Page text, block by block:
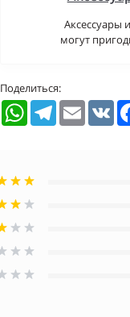
Аксессуары
могут
Поделиться:
WhatsAppTelegramEmail VK